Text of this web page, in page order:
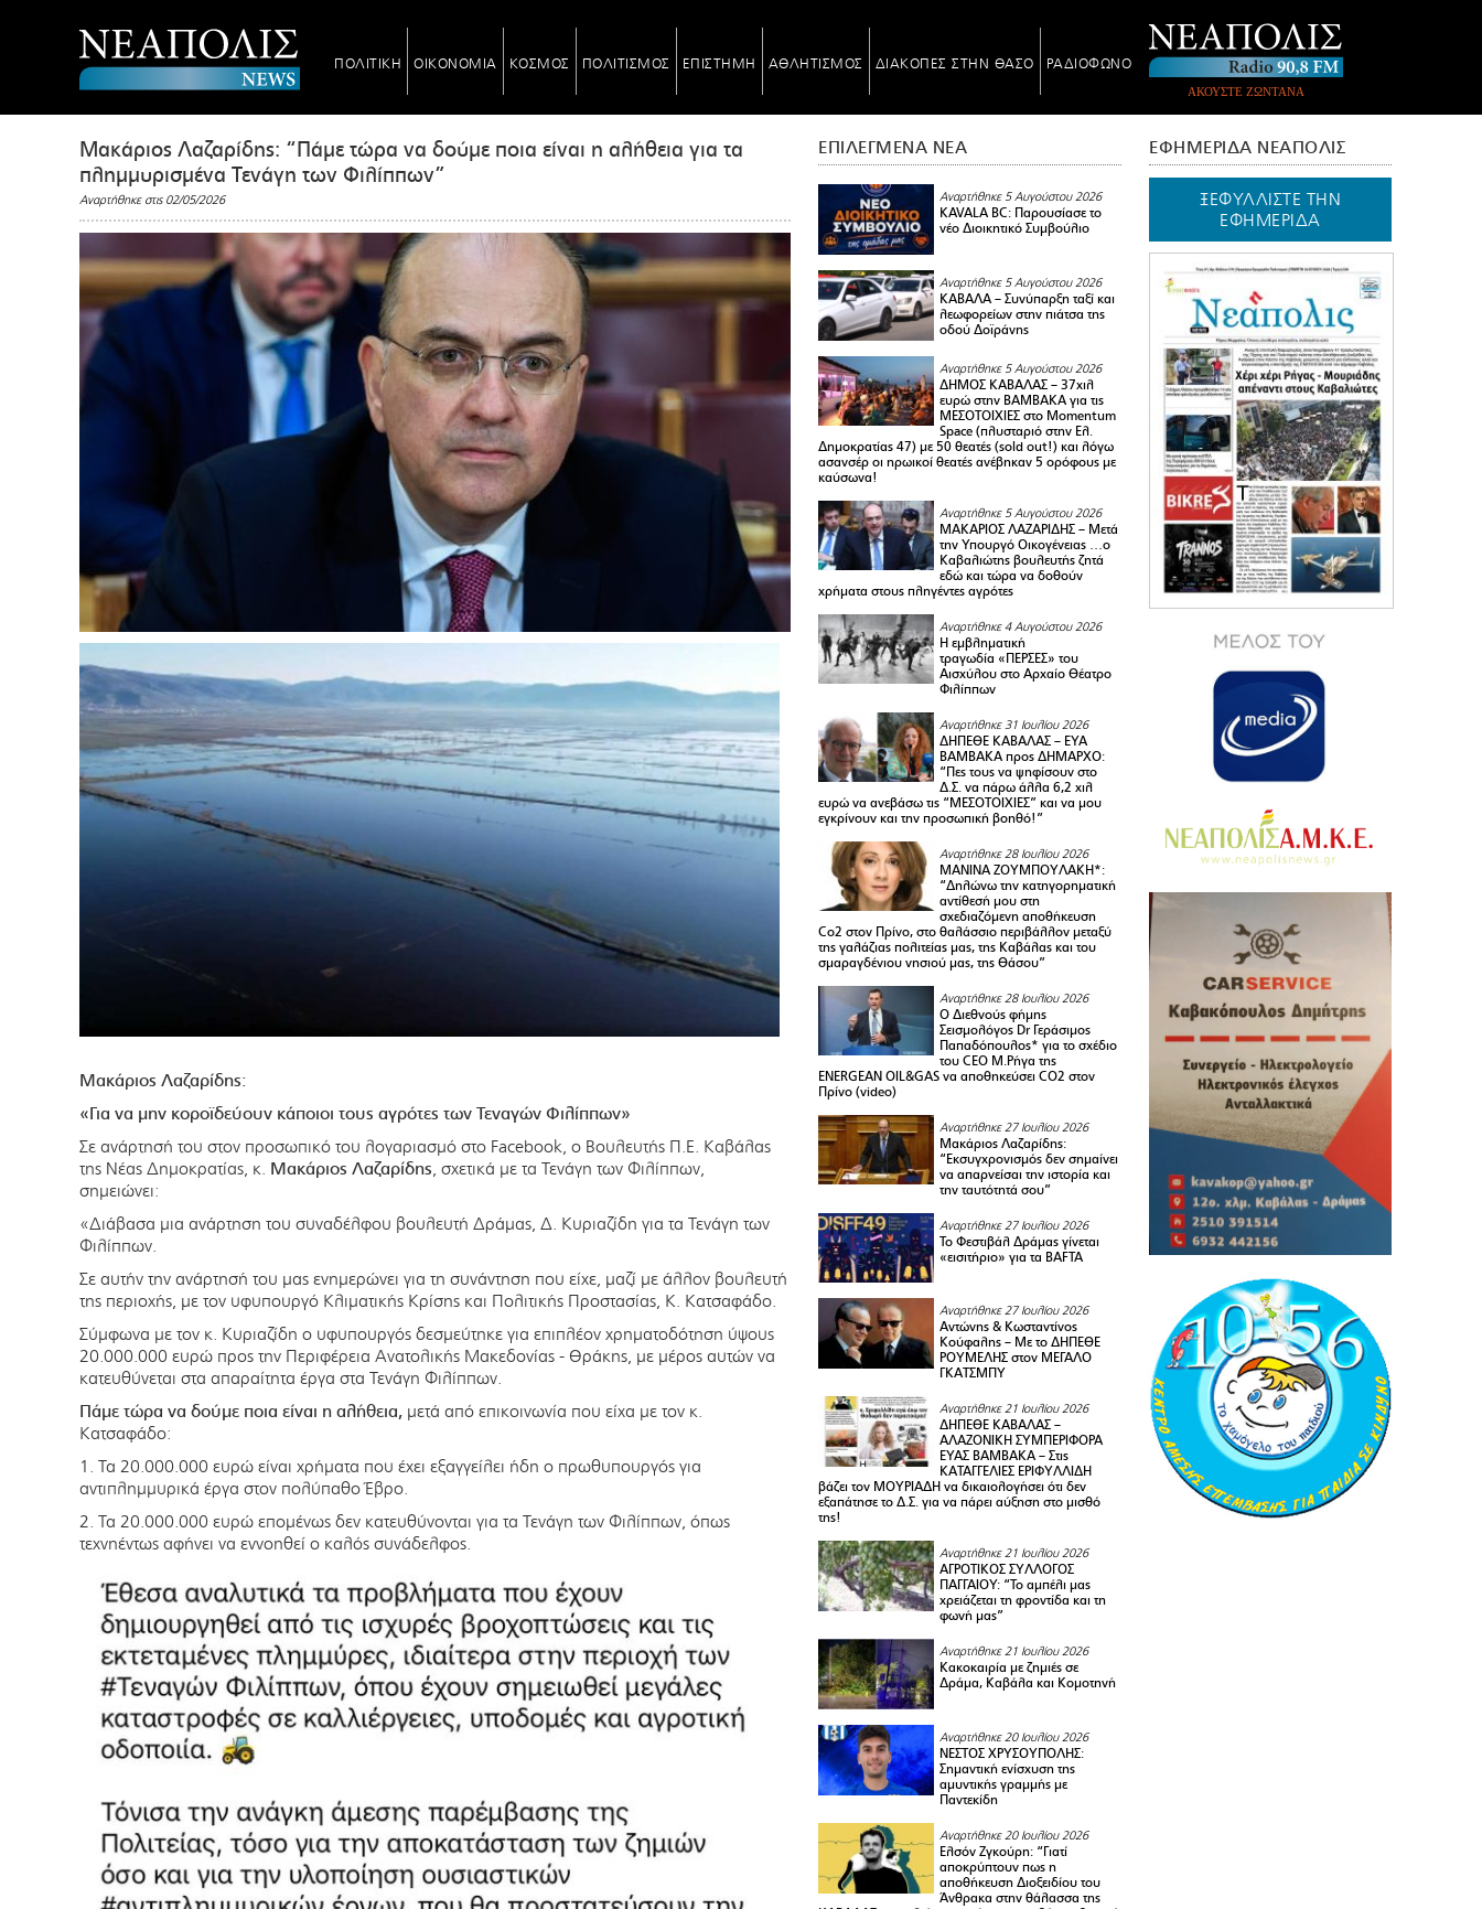
ΠΟΛΙΤΙΚΗ ΟΙΚΟΝΟΜΙΑ ΚΟΣΜΟΣ ΠΟΛΙΤΙΣΜΟΣ ΕΠΙΣΤΗΜΗ ΑΘΛΗΤΙΣΜΟΣ ΔΙΑΚΟΠΕΣ ΣΤΗΝ ΘΑΣΟ ΡΑΔΙΟΦΩΝΟ
ΑΚΟΥΣΤΕ ΖΩΝΤΑΝΑ
Μακάριος Λαζαρίδης: “Πάμε τώρα να δούμε ποια είναι η αλήθεια για τα
πλημμυρισμένα Τενάγη των Φιλίππων”
Αναρτήθηκε στις 02/05/2026
Μακάριος Λαζαρίδης:
«Για να μην κοροϊδεύουν κάποιοι τους αγρότες των Τεναγών Φιλίππων»
Σε ανάρτησή του στον προσωπικό του λογαριασμό στο Facebook, ο Βουλευτής Π.Ε. Καβάλας
της Νέας Δημοκρατίας, κ. Μακάριος Λαζαρίδης , σχετικά με τα Τενάγη των Φιλίππων,
σημειώνει:
«Διάβασα μια ανάρτηση του συναδέλφου βουλευτή Δράμας, Δ. Κυριαζίδη για τα Τενάγη των
Φιλίππων.
Σε αυτήν την ανάρτησή του μας ενημερώνει για τη συνάντηση που είχε, μαζί με άλλον βουλευτή
της περιοχής, με τον υφυπουργό Κλιματικής Κρίσης και Πολιτικής Προστασίας, Κ. Κατσαφάδο.
Σύμφωνα με τον κ. Κυριαζίδη ο υφυπουργός δεσμεύτηκε για επιπλέον χρηματοδότηση ύψους
20.000.000 ευρώ προς την Περιφέρεια Ανατολικής Μακεδονίας - Θράκης, με μέρος αυτών να
κατευθύνεται στα απαραίτητα έργα στα Τενάγη Φιλίππων.
Πάμε τώρα να δούμε ποια είναι η αλήθεια, μετά από επικοινωνία που είχα με τον κ.
Κατσαφάδο:
1. Τα 20.000.000 ευρώ είναι χρήματα που έχει εξαγγείλει ήδη ο πρωθυπουργός για
αντιπλημμυρικά έργα στον πολύπαθο Έβρο.
2. Τα 20.000.000 ευρώ επομένως δεν κατευθύνονται για τα Τενάγη των Φιλίππων, όπως
τεχνηέντως αφήνει να εννοηθεί ο καλός συνάδελφος.
ΕΠΙΛΕΓΜΕΝΑ ΝΕΑ
Αναρτήθηκε 5 Αυγούστου 2026
KAVALA BC: Παρουσίασε το
νέο Διοικητικό Συμβούλιο
Αναρτήθηκε 5 Αυγούστου 2026
ΚΑΒΑΛΑ – Συνύπαρξη ταξί και
λεωφορείων στην πιάτσα της
οδού Δοϊράνης
Αναρτήθηκε 5 Αυγούστου 2026
ΔΗΜΟΣ ΚΑΒΑΛΑΣ – 37χιλ
ευρώ στην ΒΑΜΒΑΚΑ για τις
ΜΕΣΟΤΟΙΧΙΕΣ στο Momentum
Space (πλυσταριό στην Ελ.
Δημοκρατίας 47) με 50 θεατές (sold out!) και λόγω
ασανσέρ οι ηρωικοί θεατές ανέβηκαν 5 ορόφους με
καύσωνα!
Αναρτήθηκε 5 Αυγούστου 2026
ΜΑΚΑΡΙΟΣ ΛΑΖΑΡΙΔΗΣ – Μετά
την Υπουργό Οικογένειας …ο
Καβαλιώτης βουλευτής ζητά
εδώ και τώρα να δοθούν
χρήματα στους πληγέντες αγρότες
Αναρτήθηκε 4 Αυγούστου 2026
Η εμβληματική
τραγωδία «ΠΕΡΣΕΣ» του
Αισχύλου στο Αρχαίο Θέατρο
Φιλίππων
Αναρτήθηκε 31 Ιουλίου 2026
ΔΗΠΕΘΕ ΚΑΒΑΛΑΣ – ΕΥΑ
ΒΑΜΒΑΚΑ προς ΔΗΜΑΡΧΟ:
“Πες τους να ψηφίσουν στο
Δ.Σ. να πάρω άλλα 6,2 χιλ
ευρώ να ανεβάσω τις “ΜΕΣΟΤΟΙΧΙΕΣ” και να μου
εγκρίνουν και την προσωπική βοηθό!”
Αναρτήθηκε 28 Ιουλίου 2026
ΜΑΝΙΝΑ ΖΟΥΜΠΟΥΛΑΚΗ*:
“Δηλώνω την κατηγορηματική
αντίθεσή μου στη
σχεδιαζόμενη αποθήκευση
Co2 στον Πρίνο, στο θαλάσσιο περιβάλλον μεταξύ
της γαλάζιας πολιτείας μας, της Καβάλας και του
σμαραγδένιου νησιού μας, της Θάσου”
Αναρτήθηκε 28 Ιουλίου 2026
Ο Διεθνούς φήμης
Σεισμολόγος Dr Γεράσιμος
Παπαδόπουλος* για το σχέδιο
του CEO M.Ρήγα της
ENERGEAN OIL&GAS να αποθηκεύσει CO2 στον
Πρίνο (video)
Αναρτήθηκε 27 Ιουλίου 2026
Μακάριος Λαζαρίδης:
“Εκσυγχρονισμός δεν σημαίνει
να απαρνείσαι την ιστορία και
την ταυτότητά σου”
Αναρτήθηκε 27 Ιουλίου 2026
Το Φεστιβάλ Δράμας γίνεται
«εισιτήριο» για τα BAFTA
Αναρτήθηκε 27 Ιουλίου 2026
Αντώνης & Κωσταντίνος
Κούφαλης – Με το ΔΗΠΕΘΕ
ΡΟΥΜΕΛΗΣ στον ΜΕΓΑΛΟ
ΓΚΑΤΣΜΠΥ
Αναρτήθηκε 21 Ιουλίου 2026
ΔΗΠΕΘΕ ΚΑΒΑΛΑΣ –
ΑΛΑΖΟΝΙΚΗ ΣΥΜΠΕΡΙΦΟΡΑ
ΕΥΑΣ ΒΑΜΒΑΚΑ – Στις
ΚΑΤΑΓΓΕΛΙΕΣ ΕΡΙΦΥΛΛΙΔΗ
βάζει τον ΜΟΥΡΙΑΔΗ να δικαιολογήσει ότι δεν
εξαπάτησε το Δ.Σ. για να πάρει αύξηση στο μισθό
της!
Αναρτήθηκε 21 Ιουλίου 2026
ΑΓΡΟΤΙΚΟΣ ΣΥΛΛΟΓΟΣ
ΠΑΓΓΑΙΟY: “Το αμπέλι μας
χρειάζεται τη φροντίδα και τη
φωνή μας”
Αναρτήθηκε 21 Ιουλίου 2026
Κακοκαιρία με ζημιές σε
Δράμα, Καβάλα και Κομοτηνή
Αναρτήθηκε 20 Ιουλίου 2026
ΝΕΣΤΟΣ ΧΡΥΣΟΥΠΟΛΗΣ:
Σημαντική ενίσχυση της
αμυντικής γραμμής με
Παντεκίδη
Αναρτήθηκε 20 Ιουλίου 2026
Ελσόν Ζγκούρη: “Γιατί
αποκρύπτουν πως η
αποθήκευση Διοξειδίου του
Άνθρακα στην θάλασσα της
ΕΦΗΜΕΡΙΔΑ ΝΕΑΠΟΛΙΣ
ΞΕΦΥΛΛΙΣΤΕ ΤΗΝ
ΕΦΗΜΕΡΙΔΑ